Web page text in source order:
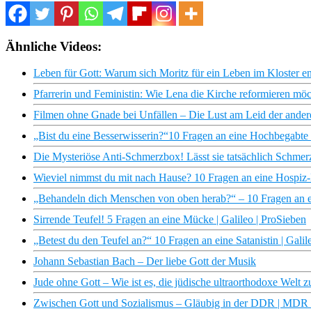
Ähnliche Videos:
Leben für Gott: Warum sich Moritz für ein Leben im Kloster
Pfarrerin und Feministin: Wie Lena die Kirche reformieren
Filmen ohne Gnade bei Unfällen – Die Lust am Leid der
„Bist du eine Besserwisserin?“10 Fragen an eine
Die Mysteriöse Anti-Schmerzbox! Lässt sie tatsächlich
Wieviel nimmst du mit nach Hause? 10 Fragen an eine
„Behandeln dich Menschen von oben herab?“ – 10 Fragen an
Sirrende Teufel! 5 Fragen an eine Mücke | Galileo | ProSieben
„Betest du den Teufel an?“ 10 Fragen an eine Satanistin |
Johann Sebastian Bach – Der liebe Gott der Musik
Jude ohne Gott – Wie ist es, die jüdische ultraorthodoxe Welt
Zwischen Gott und Sozialismus – Gläubig in der DDR |